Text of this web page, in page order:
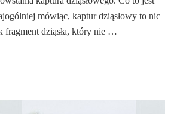
mówiąc, kaptur dziąsłowy to nic
fragment dziąsła, który nie …